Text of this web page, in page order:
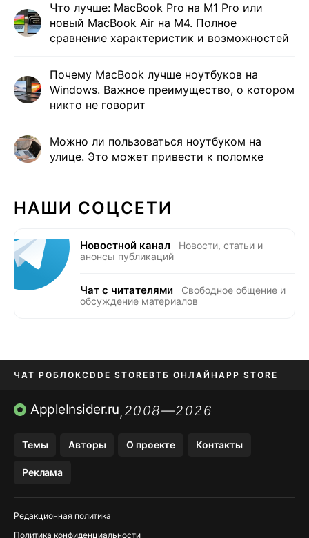
Что лучше: MacBook Pro на M1 Pro или
новый MacBook Air на M4. Полное
сравнение характеристик и возможностей
Почему MacBook лучше ноутбуков на
Windows. Важное преимущество, о котором
никто не говорит
Можно ли пользоваться ноутбуком на
улице. Это может привести к поломке
НАШИ СОЦСЕТИ
Новостной канал
Новости, статьи и
анонсы публикаций
Чат с читателями
Свободное общение и
обсуждение материалов
ЧАТ РОБЛОКСDDE STOREВТБ ОНЛАЙН APP STORE
OZON БАНК KAKAOTALK И BIP
AppleInsider.ru,2008—2026
Темы Авторы О проекте Контакты
Реклама
Редакционная политика
Политика конфиденциальности